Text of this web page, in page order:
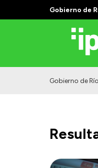
Gobierno de
Gobierno de